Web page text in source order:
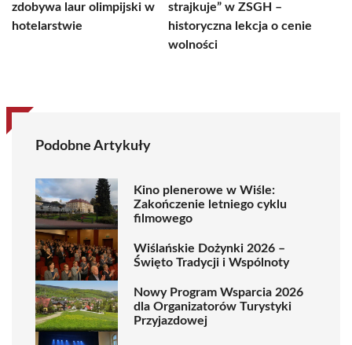
zdobywa laur olimpijski w
hotelarstwie
strajkuje” w ZSGH –
historyczna lekcja o cenie
wolności
Podobne Artykuły
Kino plenerowe w Wiśle:
Zakończenie letniego cyklu
filmowego
Wiślańskie Dożynki 2026 –
Święto Tradycji i Wspólnoty
Nowy Program Wsparcia 2026
dla Organizatorów Turystyki
Przyjazdowej